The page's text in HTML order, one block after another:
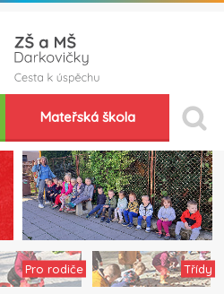
Mateřská škola
Pro rodiče Třídy